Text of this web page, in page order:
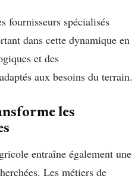
fournisseurs spécialisés
dans cette dynamique en
et des
aux besoins du terrain.
les
entraîne également une
Les métiers de